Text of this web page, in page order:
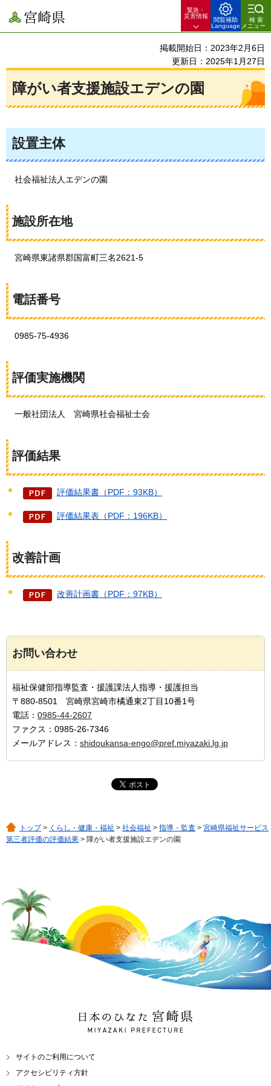
宮崎県
緊急・
災害情報
閲覧補助
Language
検索
メニュー
掲載開始日：2023年2月6日
更新日：2025年1月27日
障がい者支援施設エデンの園
設置主体
社会福祉法人エデンの園
施設所在地
宮崎県東諸県郡国富町三名2621-5
電話番号
0985-75-4936
評価実施機関
一般社団法人 宮崎県社会福祉士会
評価結果
評価結果書（PDF：93KB）
評価結果表（PDF：196KB）
改善計画
改善計画書（PDF：97KB）
お問い合わせ
福祉保健部指導監査・援護課法人指導・援護担当
〒880-8501 宮崎県宮崎市橘通東2丁目10番1号
電話： 0985-44-2607
ファクス：0985-26-7346
メールアドレス： shidoukansa-engo@pref.miyazaki.lg.jp
トップ> くらし・健康・福祉 > 社会福祉 > 指導・監査 > 宮崎県福祉サービス
第三者評価の評価結果 > 障がい者支援施設エデンの園
日本のひなた 宮崎県
MIYAZAKI PREFECTURE
サイトのご利用について
アクセシビリティ方針